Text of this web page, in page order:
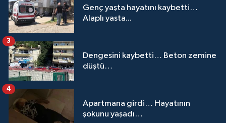
Genç yaşta hayatını kaybetti…
Alaplı yasta...
Dengesini kaybetti… Beton zemine
düştü…
3
Apartmana girdi… Hayatının
şokunu yaşadı…
4